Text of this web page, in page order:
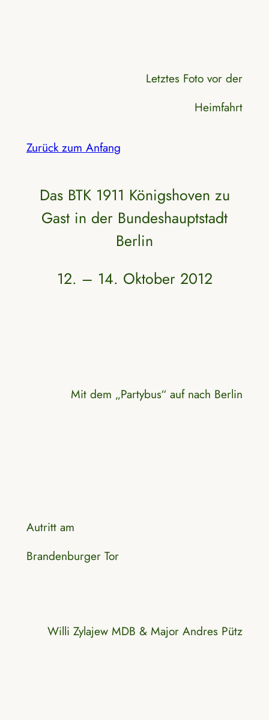
Letztes Foto vor der
Heimfahrt
Zurück zum Anfang
Das BTK 1911 Königshoven zu
Gast in der Bundeshauptstadt
Berlin
12. – 14. Oktober 2012
Mit dem „Partybus“ auf nach Berlin
Autritt am
Brandenburger Tor
Willi Zylajew MDB & Major Andres Pütz